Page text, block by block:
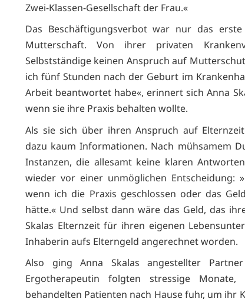
Zwei-Klassen-Gesellschaft der Frau.«
Das Beschäftigungsverbot war nur das
Mutterschaft. Von ihrer privaten
Selbstständige keinen Anspruch auf
ich fünf Stunden nach der Geburt im
Arbeit beantwortet habe«, erinnert sich Anna
wenn sie ihre Praxis behalten wollte.
Als sie sich über ihren Anspruch auf
dazu kaum Informationen. Nach mühsamem
Instanzen, die allesamt keine klaren
wieder vor einer unmöglichen Entscheidung:
wenn ich die Praxis geschlossen oder das
hätte.« Und selbst dann wäre das Geld, das
Skalas Elternzeit für ihren eigenen
Inhaberin aufs Elterngeld angerechnet worden.
Also ging Anna Skalas angestellter
Ergotherapeutin folgten stressige
behandelten Patienten nach Hause fuhr, um ihr